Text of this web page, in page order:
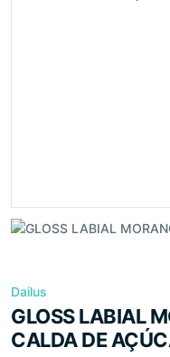
Dailus
GLOSS LABIAL
CALDA DE